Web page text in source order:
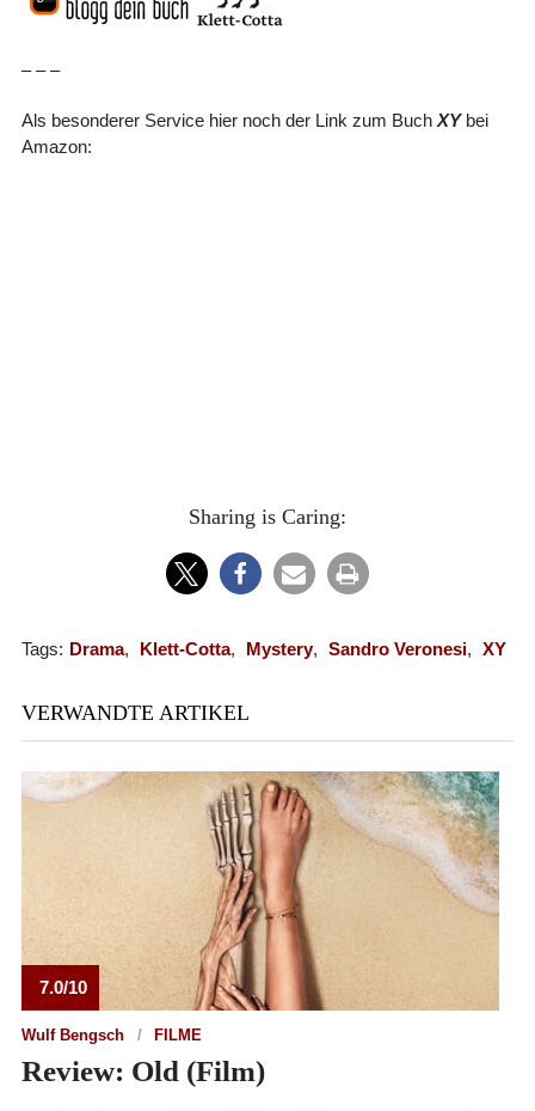
– – –
Als besonderer Service hier noch der Link zum BuchXYbei
Amazon:
Sharing is Caring:
Tags: Drama, Klett-Cotta, Mystery, Sandro Veronesi, XY
VERWANDTE ARTIKEL
7.0/10
Wulf Bengsch FILME
Review: Old (Film)